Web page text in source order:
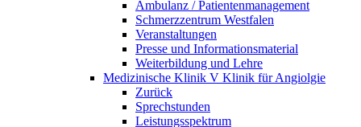
Ambulanz / Patientenmanagement
Schmerzzentrum Westfalen
Veranstaltungen
Presse und Informationsmaterial
Weiterbildung und Lehre
Medizinische Klinik V Klinik für Angiolgie
Zurück
Sprechstunden
Leistungsspektrum